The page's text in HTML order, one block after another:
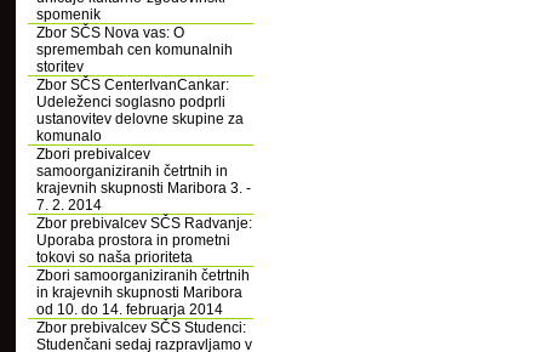
spomenik
Zbor SČS Nova vas: O
spremembah cen komunalnih
storitev
Zbor SČS CenterIvanCankar:
Udeleženci soglasno podprli
ustanovitev delovne skupine za
komunalo
Zbori prebivalcev
samoorganiziranih četrtnih in
krajevnih skupnosti Maribora 3. -
7. 2. 2014
Zbor prebivalcev SČS Radvanje:
Uporaba prostora in prometni
tokovi so naša prioriteta
Zbori samoorganiziranih četrtnih
in krajevnih skupnosti Maribora
od 10. do 14. februarja 2014
Zbor prebivalcev SČS Studenci:
Studenčani sedaj razpravljamo v